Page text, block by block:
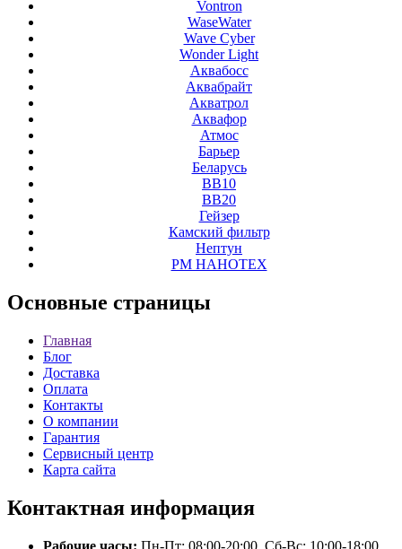
Vontron
WaseWater
Wave Cyber
Wonder Light
Аквабосс
Аквабрайт
Акватрол
Аквафор
Атмос
Барьер
Беларусь
ВВ10
ВВ20
Гейзер
Камский фильтр
Нептун
РМ НАНОТЕХ
Основные страницы
Главная
Блог
Доставка
Оплата
Контакты
О компании
Гарантия
Сервисный центр
Карта сайта
Контактная информация
Рабочие часы: Пн-Пт: 08:00-20:00, Сб-Вс: 10:00-18:00